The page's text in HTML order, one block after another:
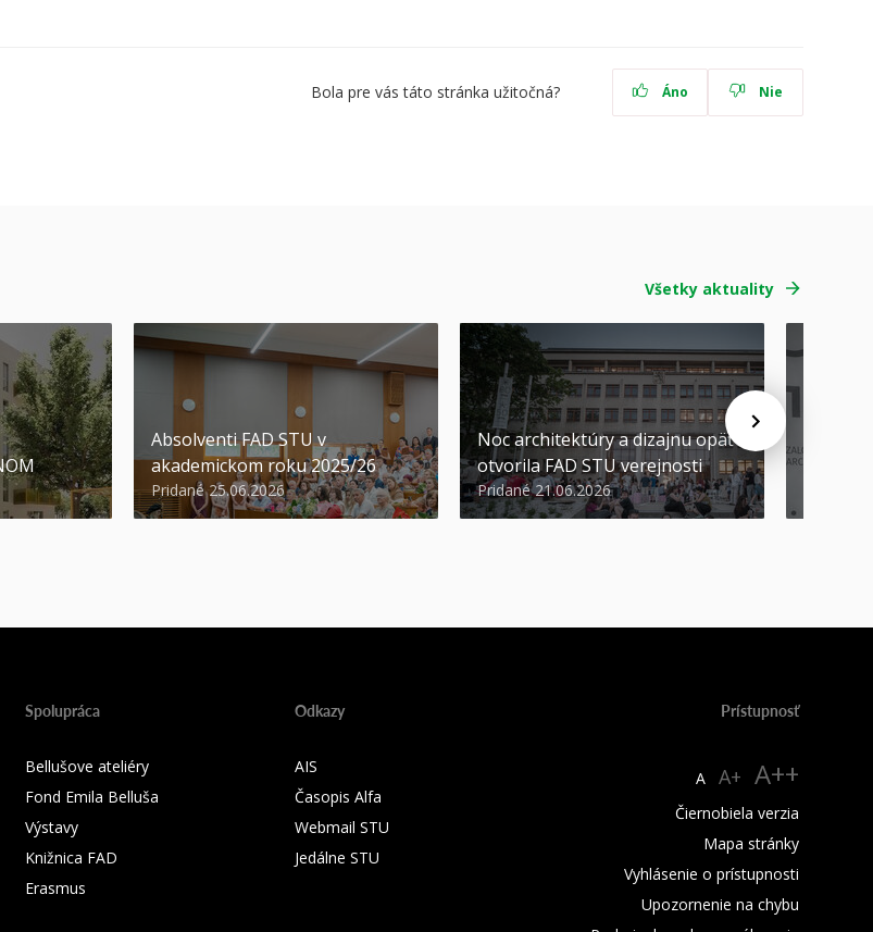
Bola pre vás táto stránka užitočná? Áno Nie
Všetky aktuality
Absolventi FAD STU v
akademickom roku 2025/26
Pridané 25.06.2026
Noc architektúry a dizajnu opäť
otvorila FAD STU verejnosti
Pridané 21.06.2026
Spolupráca
Bellušove ateliéry
Fond Emila Belluša
Výstavy
Knižnica FAD
Erasmus
Odkazy
AIS
Časopis Alfa
Webmail STU
Jedálne STU
Prístupnosť
A A+ A++
Čiernobiela verzia
Mapa stránky
Vyhlásenie o prístupnosti
Upozornenie na chybu